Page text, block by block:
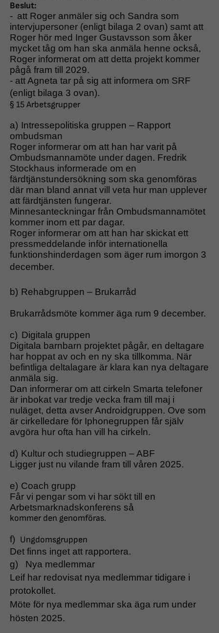
Beslut:
- att Roger anmäler sig och Sandra som
intervjupersoner (enligt bilaga 2 ovan) samt att
Roger hör med Inger Gustavsson som åker
mycket tåg om han ska anmäla henne också,
Roger informerat om att detta projekt kommer
pågå fram till 2029.
- att Agneta tar på sig att informera om SRF
(enligt bilaga 3 ovan).
§ 15 Arbetsgrupper
a) Intressepolitiska gruppen – Rapport
ombudsman
Roger informerar om att han har varit på
Ombudsmannamöte under dagen. Fredrik
Stockhaus informerade om en
färdtjänstundersökning som ska genomföras
där man bland annat vill veta hur man upplever
att färdtjänsten fungerar.
Minnesanteckningar från Ombudsmannamötet
kommer inom ett par dagar.
Roger informerar om att han har skickat ett
pressmeddelande inför internationella
funktionshinderdagen som äger rum imorgon 3
december.
b) Rehabgruppen – Brukarråd
Brukarrådsmöte kommer äga rum 9 december.
c) Digitala gruppen
Digitala barnbarn projektet pågår, en deltagare
har hoppat av och en ny ska tillkomma. När
befintliga deltalagare är klara kan nya deltagare
anmäla sig.
Dan informerar om att cirkeln Smarta telefoner
är inbokat var tredje vecka fram till maj i
nuläget, detta avser Androidgruppen. Ove som
är cirkelledare för Iphonegruppen får själv
avgöra hur ofta han vill ha cirkeln.
d) Kultur och studiegruppen – ABF
Ligger just nu vilande fram till våren 2025.
e) Coach grupp
Får vi pengar som vi har sökt till en
Arbetsmarknadskonferens så
kommer den genomföras.
f) Ungdomsgruppen
Det finns inget att rapportera.
g) Nya medlemmar
Leif har redovisat nya medlemmar tidigare i
protokollet.
Möte för nya medlemmar ska äga rum under
hösten 2025.